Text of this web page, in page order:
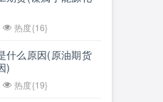
热度{16}
什么原因(原油期货
)
热度{19}